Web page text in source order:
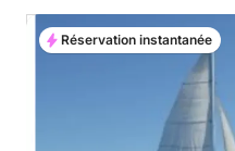
Réservation instantanée